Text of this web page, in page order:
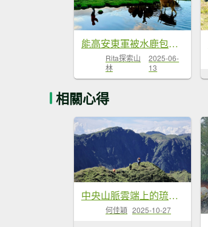
能高安東軍被水鹿包圍的奇...
Rita探索山
林
2025-06-
13
相關心得
中央山脈雲端上的琉璃珠－能高安東軍
何佳穎 2025-10-27